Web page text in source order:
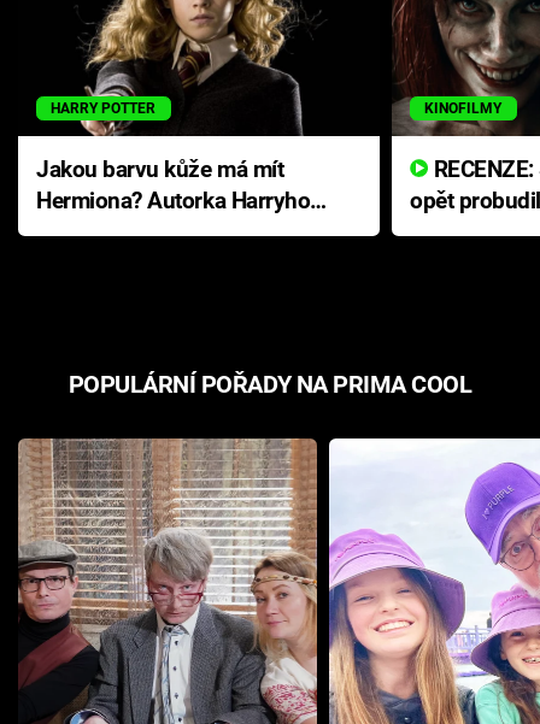
HARRY POTTER
Jakou barvu kůže má mít
Hermiona? Autorka Harryho
Pottera přišla s ráznou
KINOFILMY
opět
přichází s
POPULÁRNÍ POŘADY NA PRIMA COOL